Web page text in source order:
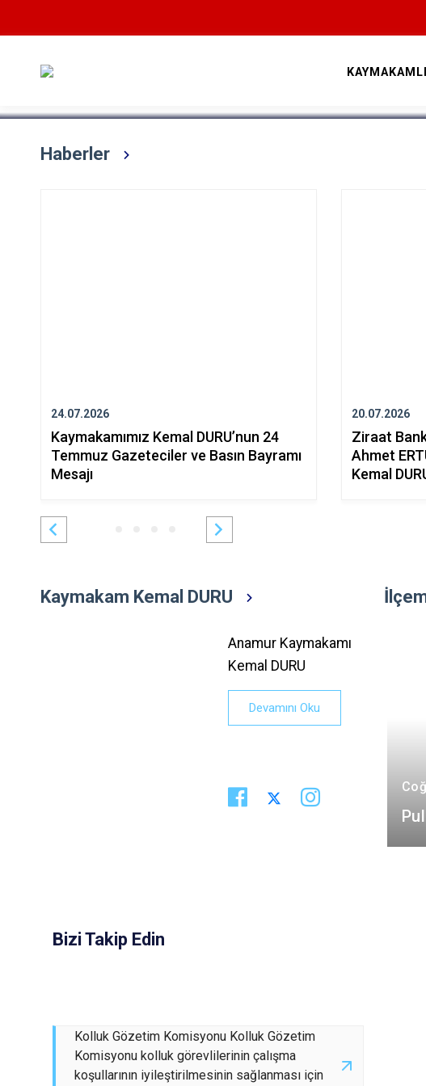
Haberler
24.07.2026
Kaymakamımız Kemal DURU’nun 24
Temmuz Gazeteciler ve Basın Bayramı
Mesajı
20.07.2026
Ziraat
Ahmet
Kemal
Kaymakam Kemal DURU
Anamur Kaymakamı
Kemal DURU
Devamını Oku
Bizi Takip Edin
Kolluk Gözetim Komisyonu Kolluk Gözetim
Komisyonu kolluk görevlilerinin çalışma
koşullarının iyileştirilmesinin sağlanması için